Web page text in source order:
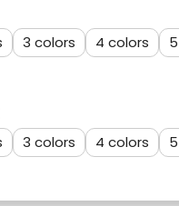
3 4
5
3 4
5